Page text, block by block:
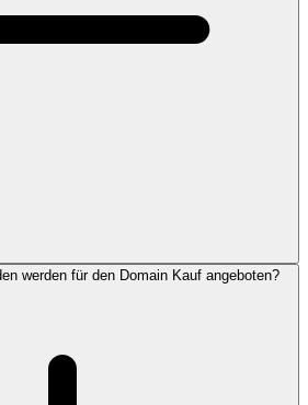
werden für den Domain Kauf angeboten?